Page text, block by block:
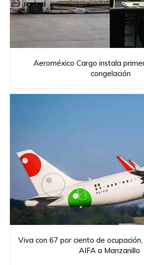
Aeroméxico Cargo instala
congelación
Viva con 67 por ciento de
AIFA a Manzanillo